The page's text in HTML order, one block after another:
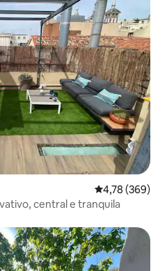
4,78 de uma
4,78 (369)
central e tranquila